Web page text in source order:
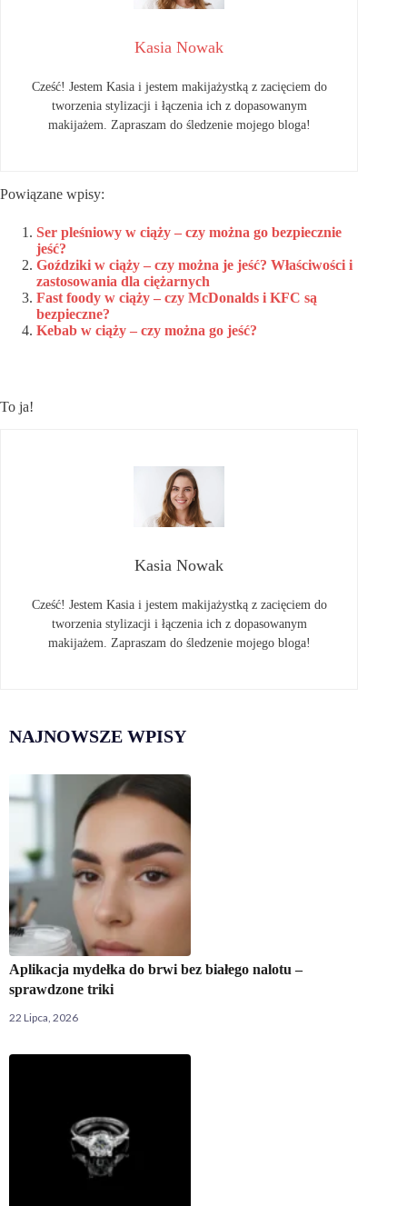
Kasia Nowak
Cześć! Jestem Kasia i jestem makijażystką z zacięciem do
tworzenia stylizacji i łączenia ich z dopasowanym
makijażem. Zapraszam do śledzenie mojego bloga!
Powiązane wpisy:
Ser pleśniowy w ciąży – czy można go bezpiecznie
jeść?
Goździki w ciąży – czy można je jeść? Właściwości i
zastosowania dla ciężarnych
Fast foody w ciąży – czy McDonalds i KFC są
bezpieczne?
Kebab w ciąży – czy można go jeść?
To ja!
Kasia Nowak
Cześć! Jestem Kasia i jestem makijażystką z zacięciem do
tworzenia stylizacji i łączenia ich z dopasowanym
makijażem. Zapraszam do śledzenie mojego bloga!
NAJNOWSZE WPISY
Aplikacja mydełka do brwi bez białego nalotu –
sprawdzone triki
22 Lipca, 2026